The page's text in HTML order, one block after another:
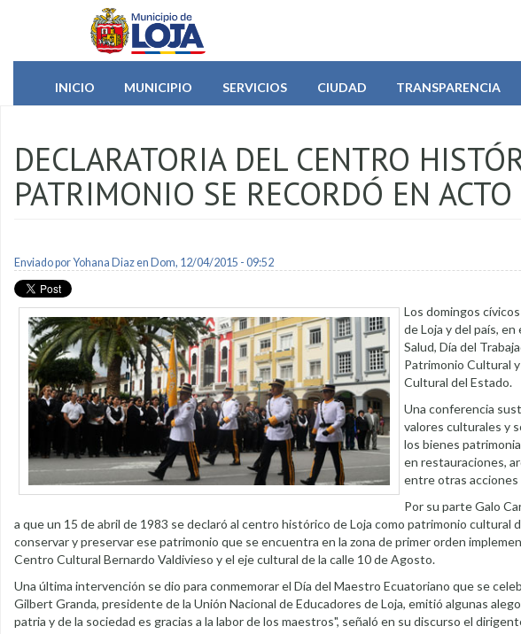
Pasar al contenido principal
INICIO
MUNICIPIO SERVICIOS CIUDAD TRANSPARENCIA
DECLARATORIA DEL CENTRO
PATRIMONIO SE RECORDÓ EN
Enviado porYohana Diazen Dom, 12/04/2015 - 09:52
Los domingos
de Loja y del país,
Salud, Día del
Patrimonio Cultural
Cultural del Estado.
Una conferencia
valores culturales y
los bienes
en restauraciones,
entre otras acciones
Por su parte Galo
a que un 15 de abril de 1983 se declaró al centro histórico de Loja como patrimonio cultural
conservar y preservar ese patrimonio que se encuentra en la zona de primer orden
Centro Cultural Bernardo Valdivieso y el eje cultural de la calle 10 de Agosto.
Una última intervención se dio para conmemorar el Día del Maestro Ecuatoriano que se
Gilbert Granda, presidente de la Unión Nacional de Educadores de Loja, emitió algunas
patria y de la sociedad es gracias a la labor de los maestros", señaló en su discurso el